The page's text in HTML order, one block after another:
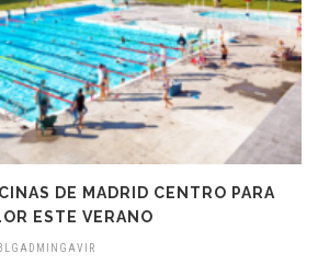
DE MADRID CENTRO PARA
ESTE VERANO
BLGADMINGAVIR